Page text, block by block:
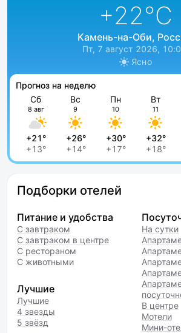
+22°C
Камень-на-Оби,
Пт, 7 август 2026,
Ясно
Прогноз на неделю
Сб
8 авг
+21°
+13°
Вс
9
+26°
+14°
Пн
10
+30°
+17°
Вт
11
+32°
+18°
Подборки отелей
Питание и удобства
С завтраком
С завтраком в центре
С рестораном
С животными
Лучшие
Лучшие
4 звезды
5 звёзд
На сутки
В центре
Мотели
Мини-